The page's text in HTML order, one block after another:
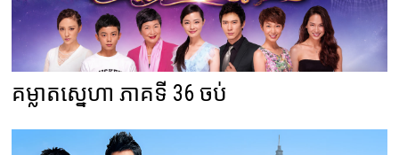
គម្លាតស្នេហា ភាគទី 36 ចប់